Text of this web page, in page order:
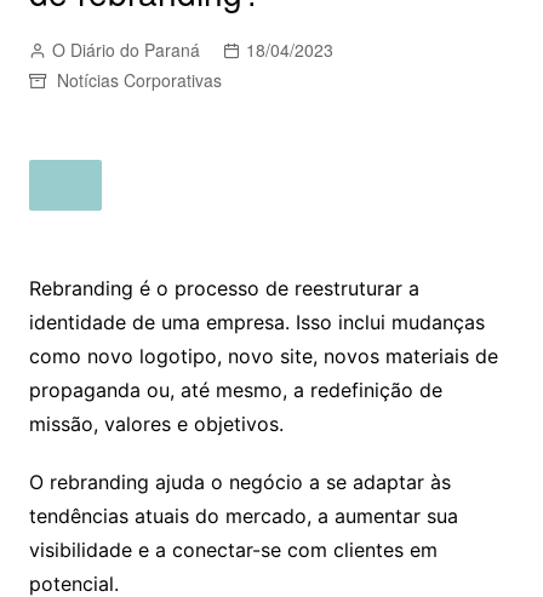
O Diário do Paraná
18/04/2023
Notícias Corporativas
Rebranding é o processo de reestruturar a
identidade de uma empresa. Isso inclui mudanças
como novo logotipo, novo site, novos materiais de
propaganda ou, até mesmo, a redefinição de
missão, valores e objetivos.
O rebranding ajuda o negócio a se adaptar às
tendências atuais do mercado, a aumentar sua
visibilidade e a conectar-se com clientes em
potencial.